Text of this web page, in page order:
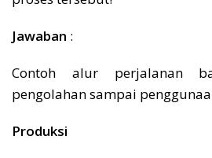
Jawaban :
Contoh alur perjalanan
pengolahan sampai
Produksi